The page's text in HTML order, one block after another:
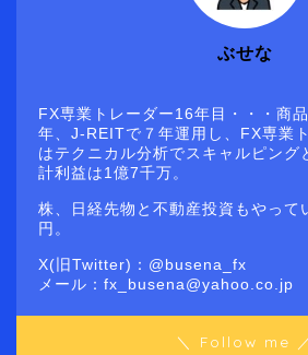
ぶせな
FX専業トレーダー16年目・・・商
年、J-REITで７年運用し、FX専業
はテクニカル分析でスキャルピング
計利益は1億7千万。
株、日経先物と不動産投資もやって
円。
X(旧Twitter)：@busena_fx
メール：fx_busena@yahoo.co.jp
＼ Follow me